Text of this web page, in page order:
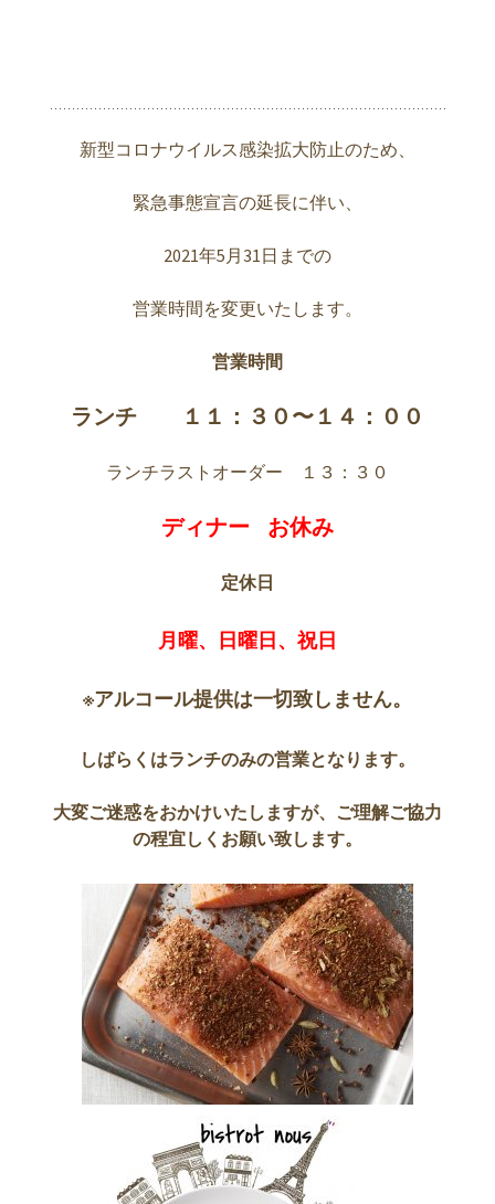
新型コロナウイルス感染拡大防止のため、
緊急事態宣言の延長に伴い、
2021年5月31日までの
営業時間を変更いたします。
営業時間
ランチ １１：３０〜１４：００
ランチラストオーダー １３：３０
ディナー お休み
定休日
月曜、日曜日、祝日
※アルコール提供は一切致しません。
しばらくはランチのみの営業となります。
大変ご迷惑をおかけいたしますが、ご理解ご協力
の程宜しくお願い致します。